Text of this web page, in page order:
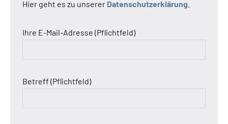
Hier geht es zu unserer Datenschutzerklärung
Ihre E-Mail-Adresse (Pflichtfeld)
Betreff (Pflichtfeld)